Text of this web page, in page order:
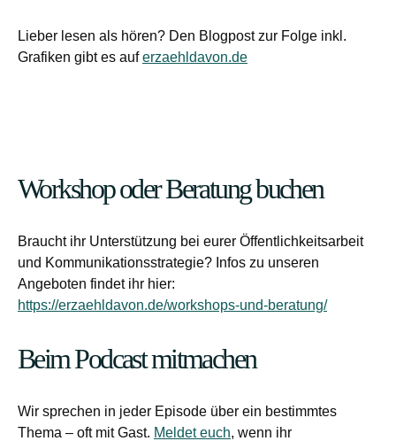
Lieber lesen als hören? Den Blogpost zur Folge inkl.
Grafiken gibt es auferzaehldavon.de
Workshop oder Beratung buchen
Braucht ihr Unterstützung bei eurer Öffentlichkeitsarbeit
und Kommunikationsstrategie? Infos zu unseren
Angeboten findet ihr hier:
https://erzaehldavon.de/workshops-und-beratung/
Beim Podcast mitmachen
Wir sprechen in jeder Episode über ein bestimmtes
Thema – oft mit Gast. Meldet euch, wenn ihr